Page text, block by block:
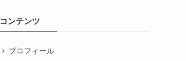
コンテンツ
プロフィール